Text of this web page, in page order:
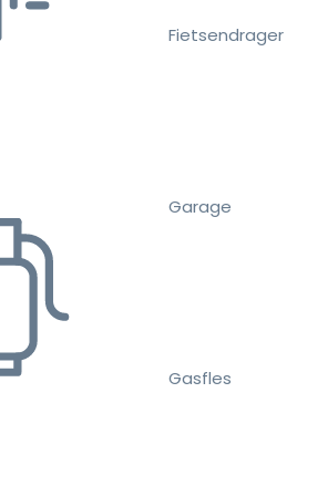
Fietsendrager
Garage
Gasfles